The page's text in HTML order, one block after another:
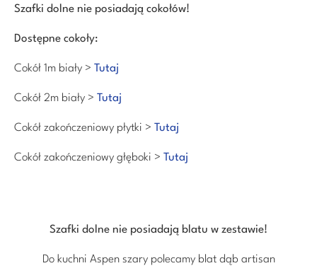
Szafki dolne nie posiadają cokołów!
Dostępne cokoły:
Cokół 1m biały > Tutaj
Cokół 2m biały > Tutaj
Cokół zakończeniowy płytki > Tutaj
Cokół zakończeniowy głęboki > Tutaj
Szafki dolne nie posiadają blatu w zestawie!
Do kuchni Aspen szary polecamy blat dąb artisan